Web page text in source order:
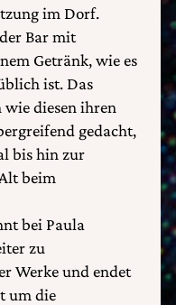
im Dorf.
Bar mit
Getränk, wie es
ist. Das
wie diesen ihren
gedacht,
bis hin zur
beim
bei Paula
zu
Werke und endet
um die